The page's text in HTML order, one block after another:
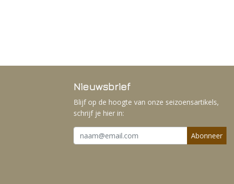
Nieuwsbrief
Blijf op de hoogte van onze seizoensartikels,
schrijf je hier in:
Abonneer